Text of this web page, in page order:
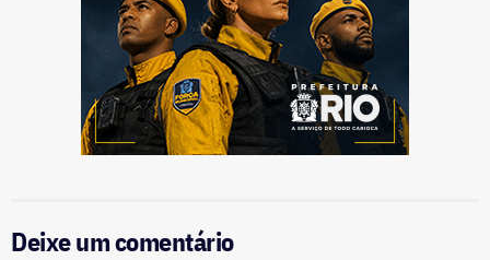
Deixe um comentário